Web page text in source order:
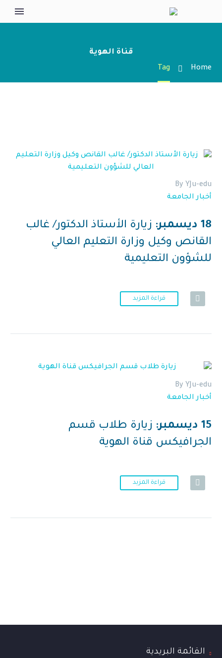
قناة الهوية
Home
Tag
By YJu-edu
أخبار الجامعة
18 ديسمبر:
زيارة الأستاذ الدكتور/ غالب
القانص وكيل وزارة التعليم العالي
للشؤون التعليمية
قراءة المزيد
By YJu-edu
أخبار الجامعة
15 ديسمبر:
زيارة طلاب قسم
الجرافيكس قناة الهوية
قراءة المزيد
القائمة البريدية